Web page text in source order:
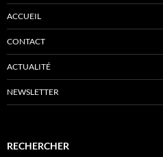
ACCUEIL
CONTACT
ACTUALITÉ
NEWSLETTER
RECHERCHER